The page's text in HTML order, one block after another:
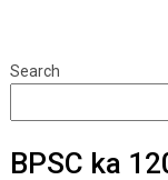
Search
BPSC ka